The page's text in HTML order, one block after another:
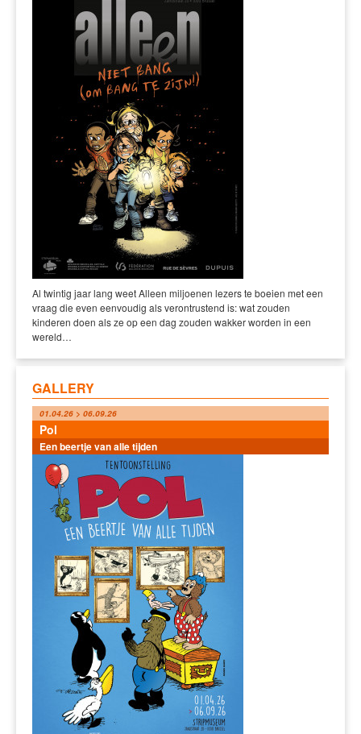
Al twintig jaar lang weet Alleen miljoenen lezers te boeien met een
vraag die even eenvoudig als verontrustend is: wat zouden
kinderen doen als ze op een dag zouden wakker worden in een
wereld…
GALLERY
01.04.26 > 06.09.26
Pol
Een beertje van alle tijden